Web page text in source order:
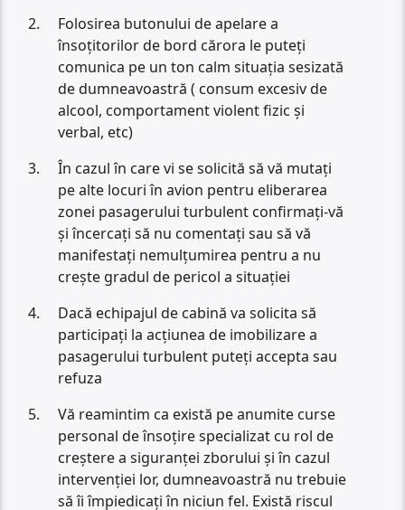
Folosirea butonului de apelare a
însoțitorilor de bord cărora le puteți
comunica pe un ton calm situația sesizată
de dumneavoastră ( consum excesiv de
alcool, comportament violent fizic și
verbal, etc)
În cazul în care vi se solicită să vă mutați
pe alte locuri în avion pentru eliberarea
zonei pasagerului turbulent confirmați-vă
și încercați să nu comentați sau să vă
manifestați nemulțumirea pentru a nu
crește gradul de pericol a situației
Dacă echipajul de cabină va solicita să
participați la acțiunea de imobilizare a
pasagerului turbulent puteți accepta sau
refuza
Vă reamintim ca există pe anumite curse
personal de însoțire specializat cu rol de
creștere a siguranței zborului și în cazul
intervenției lor, dumneavoastră nu trebuie
să îi împiedicați în niciun fel. Există riscul